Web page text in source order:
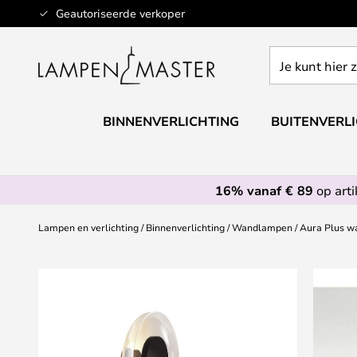
Geautoriseerde verkoper
Ga
naar
inhoud
kunt
zoeken
webwinkel
BINNENVERLICHTING
16% vanaf € 89 op
Lampen en verlichting Binnenverlichting Wandlampen Aura Plus